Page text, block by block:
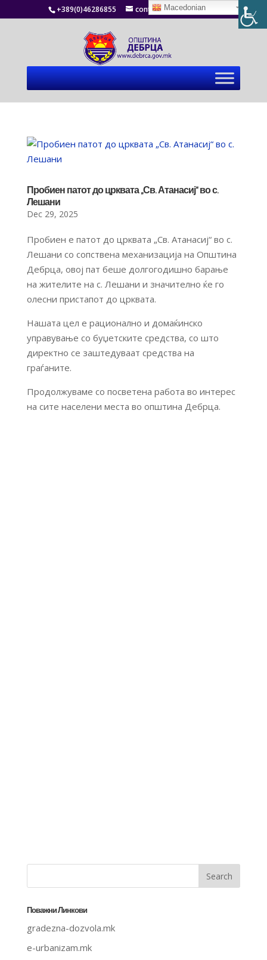
+389(0)46286855 contact@debrca.gov.mk
Пробиен патот до црквата „Св. Атанасиј“ во с.
Лешани
Dec 29, 2025
Пробиен е патот до црквата „Св. Атанасиј“ во с.
Лешани со сопствена механизација на Општина
Дебрца, овој пат беше долгогодишно барање
на жителите на с. Лешани и значително ќе го
олесни пристапот до црквата.
Нашата цел е рационално и домаќинско
управување со буџетските средства, со што
директно се заштедуваат средства на
граѓаните.
Продолжуваме со посветена работа во интерес
на сите населени места во општина Дебрца.
Поважни Линкови
gradezna-dozvola.mk
e-urbanizam.mk
Macedonian